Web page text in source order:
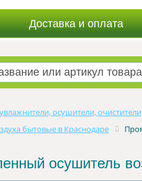
Доставка и оплата
осушители,
бытовые в Краснодаре
осушитель